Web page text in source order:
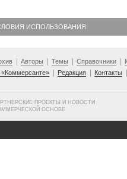
ИСПОЛЬЗОВАНИЯ
Авторы Темы Справочники
Редакция Контакты
ПРОЕКТЫ И НОВОСТИ
ОСНОВЕ